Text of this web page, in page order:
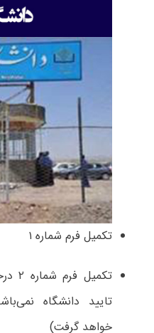
تکمیل فرم شماره ۱
تایید دانشگاه
خواهد گرفت)